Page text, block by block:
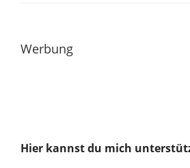
Werbung
Hier kannst du mich